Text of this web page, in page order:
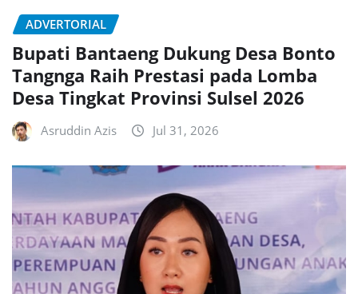
ADVERTORIAL
Bupati Bantaeng Dukung Desa Bonto
Tangnga Raih Prestasi pada Lomba
Desa Tingkat Provinsi Sulsel 2026
Asruddin Azis Jul 31, 2026